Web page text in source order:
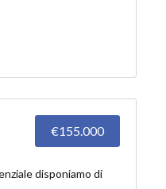
€155.000
disponiamo di